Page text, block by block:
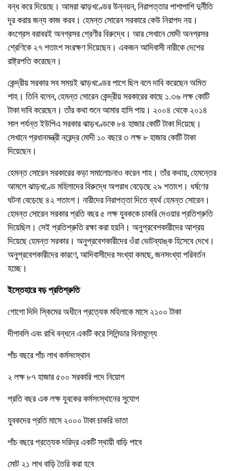
বন্ধ করে দিয়েছে। আমরা ঝাড়খণ্ডের উন্নয়ন, নিরাপত্তার পাশাপাশি দুর্নীতি
দূর করার জন্য কাজ করব। হেমন্ত সোরেন সরকারে কেউ নিরাপদ নয়।
কংগ্রেস বরাবরই অনগ্রসর শ্রেণীর বিরুদ্ধে। আর সেখানে মোদী অনগ্রসর
শ্রেণিকে ২৭ শতাংশ সংরক্ষণ দিয়েছেন। একজন আদিবাসী নারীকে দেশের
রাষ্ট্রপতি করেছেন।
কেন্দ্রীয় সরকার সব সময়ই ঝাড়খণ্ডের পাশে ছিল বলে দাবি করেছেন অমিত
শাহ। তিনি বলেন, হেমন্ত সোরেন কেন্দ্রীয় সরকারের কাছে ১.৩৬ লক্ষ কোটি
টাকা দাবি করেছেন। তাঁর কথা শুনে আমার হাসি পায়। ২০০৪ থেকে ২০১৪
সাল পর্যন্ত ইউপিএ সরকার ঝাড়খণ্ডকে ৮৪ হাজার কোটি টাকা দিয়েছে।
সেখানে প্রধানমন্ত্রী নরেন্দ্র মোদী ১০ বছরে ৩ লক্ষ ৮ হাজার কোটি টাকা
দিয়েছেন।
হেমন্ত সোরেন সরকারের কড়া সমালোচনাও করেন শাহ। তাঁর কথায়, হেমন্তের
আমলে ঝাড়খণ্ডে মহিলাদের বিরুদ্ধে অপরাধ বেড়েছে ২৯ শতাংশ। ধর্ষণের
ঘটনা বেড়েছে ৪২ শতাংশ। নারীদের নিরাপত্তা দিতে ব্যর্থ হেমন্ত সোরেন।
হেমন্ত সোরেন সরকার প্রতি বছর ৫ লক্ষ যুবককে চাকরি দেওয়ার প্রতিশ্রুতি
দিয়েছিল। সেই প্রতিশ্রুতি রক্ষা করা হয়নি। অনুপ্রবেশকারীদের আশ্রয়
দিয়েছে হেমন্ত সরকার। অনুপ্রবেশকারীদের ওঁরা ভোটব্যাঙ্ক হিসেবে দেখে।
অনুপ্রবেশকারীদের কারণে, আদিবাসীদের সংখ্যা কমছে, জনসংখ্যা পরিবর্তন
হচ্ছে।
ইস্তেহারে বড় প্রতিশ্রুতি
গোগো দিদি স্কিমের অধীনে প্রত্যেক মহিলাকে মাসে ২১০০ টাকা
দীপাবলি এবং রাখি বন্ধনে একটি করে সিলিন্ডার বিনামূল্যে
পাঁচ বছরে পাঁচ লাখ কর্মসংস্থান
২ লক্ষ ৮৭ হাজার ৫০০ সরকারি পদে নিয়োগ
প্রতি বছর এক লক্ষ যুবকের কর্মসংস্থানের সুযোগ
যুবকদের প্রতি মাসে ২০০০ টাকা চাকরি ভাতা
পাঁচ বছরে প্রত্যেক দরিদ্র একটি স্থায়ী বাড়ি পাবে
মোট ২১ লাখ বাড়ি তৈরি করা হবে